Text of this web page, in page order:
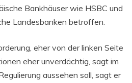
Bankhäuser wie HSBC und
Landesbanken betroffen.
eher von der linken Seite
eher unverdächtig, sagt im
aussehen soll, sagt er